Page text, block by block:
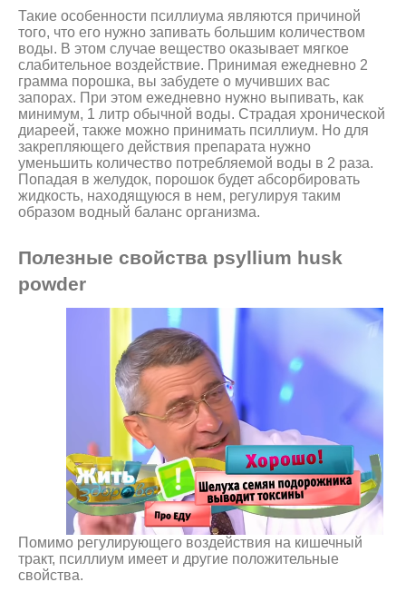
Такие особенности псиллиума являются причиной
того, что его нужно запивать большим количеством
воды. В этом случае вещество оказывает мягкое
слабительное воздействие. Принимая ежедневно 2
грамма порошка, вы забудете о мучивших вас
запорах. При этом ежедневно нужно выпивать, как
минимум, 1 литр обычной воды. Страдая хронической
диареей, также можно принимать псиллиум. Но для
закрепляющего действия препарата нужно
уменьшить количество потребляемой воды в 2 раза.
Попадая в желудок, порошок будет абсорбировать
жидкость, находящуюся в нем, регулируя таким
образом водный баланс организма.
Полезные свойства psyllium husk
powder
Помимо регулирующего воздействия на кишечный
тракт, псиллиум имеет и другие положительные
свойства.